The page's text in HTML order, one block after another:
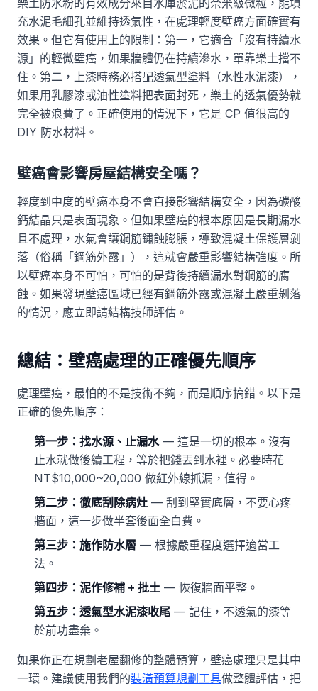
樂土防水粉的有效成分來自水庫淤泥的奈米級微粒，能填
充水泥毛細孔並維持透氣性，在處理輕度壁癌方面確實有
效果。但它有使用上的限制：第一，它適合「沒有持續水
源」的輕微壁癌，如果牆體仍在持續滲水，單靠樂土擋不
住。第二，上漆時務必搭配透氣型塗料（水性水泥漆），
如果用乳膠漆或油性塗料把表面封死，樂土的透氣優勢就
完全被浪費了。正確使用的情況下，它是 CP 值很高的
DIY 防水材料。
壁癌會影響房屋結構安全嗎？
輕度到中度的壁癌本身不會直接影響結構安全，因為碳酸
鈣結晶只是表面現象。但如果壁癌的根本原因是長期漏水
且不處理，水氣會讓鋼筋鏽蝕膨脹，導致混凝土保護層剝
落（俗稱「鋼筋外露」），這就會嚴重影響結構強度。所
以壁癌本身不可怕，可怕的是背後持續漏水對鋼筋的腐
蝕。如果發現壁癌區域已經有鋼筋外露或混凝土嚴重剝落
的情況，應立即請結構技師評估。
總結：壁癌處理的正確優先順序
處理壁癌，最怕的不是技術不夠，而是順序搞錯。以下是
正確的優先順序：
第一步：找水源、止漏水— 這是一切的根本。沒有
止水就做後續工程，等於把錢丟到水裡。必要時花
NT$10,000~20,000 做紅外線抓漏，值得。
第二步：徹底刮除病灶 — 刮到堅實底層，不要心疼
牆面，這一步做半套後面全白費。
第三步：施作防水層 — 根據嚴重程度選擇適當工
法。
第四步：泥作修補 + 批土 — 恢復牆面平整。
第五步：透氣型水泥漆收尾 — 記住，不透氣的漆等
於前功盡棄。
如果你正在規劃老屋翻修的整體預算，壁癌處理只是其中
一環。建議使用我們的裝潢預算規劃工具做整體評估，把